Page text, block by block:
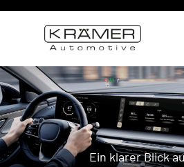
Ein klarer Blick